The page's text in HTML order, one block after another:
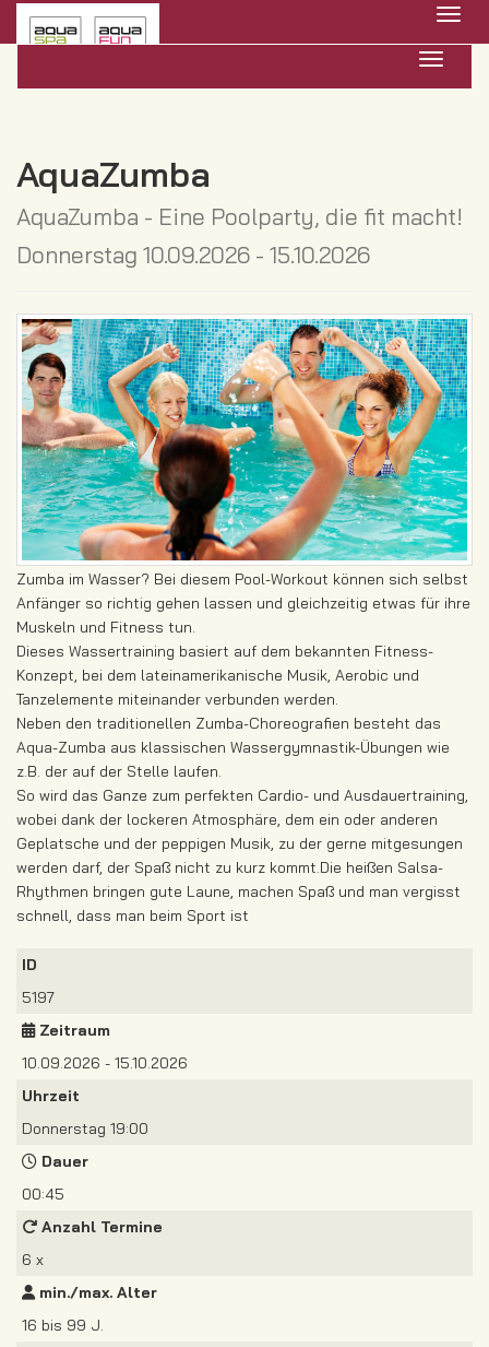
AquaZumba
AquaZumba - Eine Poolparty, die fit macht!
Donnerstag 10.09.2026 - 15.10.2026
Zumba im Wasser? Bei diesem Pool-Workout können sich selbst
Anfänger so richtig gehen lassen und gleichzeitig etwas für ihre
Muskeln und Fitness tun.
Dieses Wassertraining basiert auf dem bekannten Fitness-
Konzept, bei dem lateinamerikanische Musik, Aerobic und
Tanzelemente miteinander verbunden werden.
Neben den traditionellen Zumba-Choreografien besteht das
Aqua-Zumba aus klassischen Wassergymnastik-Übungen wie
z.B. der auf der Stelle laufen.
So wird das Ganze zum perfekten Cardio- und Ausdauertraining,
wobei dank der lockeren Atmosphäre, dem ein oder anderen
Geplatsche und der peppigen Musik, zu der gerne mitgesungen
werden darf, der Spaß nicht zu kurz kommt.Die heißen Salsa-
Rhythmen bringen gute Laune, machen Spaß und man vergisst
schnell, dass man beim Sport ist
ID
5197
Zeitraum
10.09.2026 - 15.10.2026
Uhrzeit
Donnerstag 19:00
Dauer
00:45
Anzahl Termine
6 x
min./max. Alter
16 bis 99 J.